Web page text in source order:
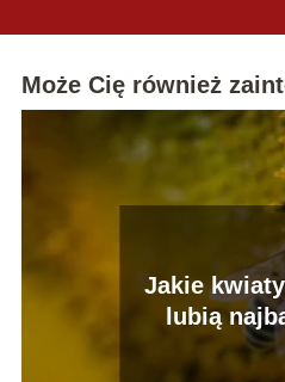
Może Cię również
Jakie
lubią